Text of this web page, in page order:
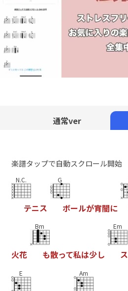
通常ver
楽譜タップで自動スクロール開始
N.C.
テニス
G
ボールが宵闇に
火花
Bm
も散って私は少し
Em
ス
E Am